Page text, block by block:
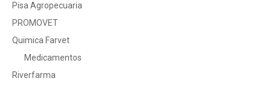
Pisa Agropecuaria
PROMOVET
Quimica Farvet
Medicamentos
Riverfarma